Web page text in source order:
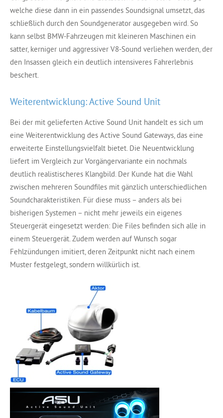
welche diese dann in ein passendes Soundsignal umsetzt, das
schließlich durch den Soundgenerator ausgegeben wird. So
kann selbst BMW-Fahrzeugen mit kleineren Maschinen ein
satter, kerniger und aggressiver V8-Sound verliehen werden, der
den Insassen gleich ein deutlich intensiveres Fahrerlebnis
beschert.
Weiterentwicklung: Active Sound Unit
Bei der mit gelieferten Active Sound Unit handelt es sich um
eine Weiterentwicklung des Active Sound Gateways, das eine
erweiterte Einstellungsvielfalt bietet. Die Neuentwicklung
liefert im Vergleich zur Vorgängervariante ein nochmals
deutlich realistischeres Klangbild. Der Kunde hat die Wahl
zwischen mehreren Soundfiles mit gänzlich unterschiedlichen
Soundcharakteristiken. Für diese muss – anders als bei
bisherigen Systemen – nicht mehr jeweils ein eigenes
Steuergerät eingesetzt werden: Die Files befinden sich alle in
einem Steuergerät. Zudem werden auf Wunsch sogar
Fehlzündungen imitiert, deren Zeitpunkt nicht nach einem
Muster festgelegt, sondern willkürlich ist.